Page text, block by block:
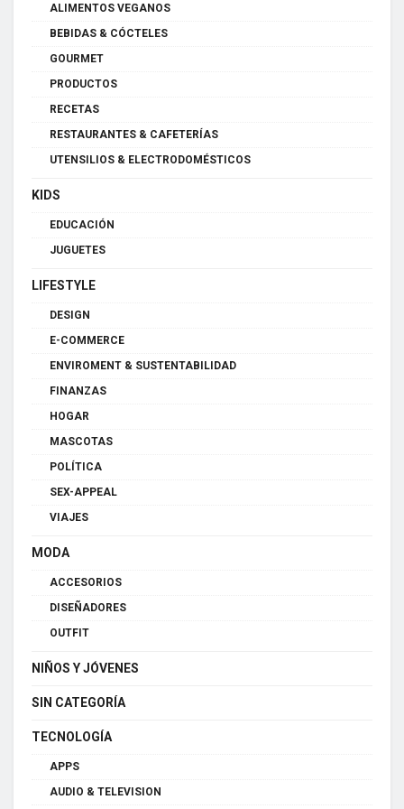
ALIMENTOS VEGANOS
BEBIDAS & CÓCTELES
GOURMET
PRODUCTOS
RECETAS
RESTAURANTES & CAFETERÍAS
UTENSILIOS & ELECTRODOMÉSTICOS
KIDS
EDUCACIÓN
JUGUETES
LIFESTYLE
DESIGN
E-COMMERCE
ENVIROMENT & SUSTENTABILIDAD
FINANZAS
HOGAR
MASCOTAS
POLÍTICA
SEX-APPEAL
VIAJES
MODA
ACCESORIOS
DISEÑADORES
OUTFIT
NIÑOS Y JÓVENES
SIN CATEGORÍA
TECNOLOGÍA
APPS
AUDIO & TELEVISION